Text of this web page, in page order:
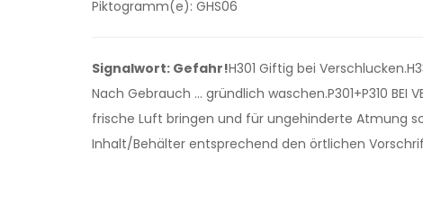
Piktogramm(e): GHS06
Signalwort: Gefahr!H301 Giftig bei
Nach Gebrauch … gründlich waschen.P301+P310 BEI
frische Luft bringen und für ungehinderte Atmung
Inhalt/Behälter entsprechend den örtlichen